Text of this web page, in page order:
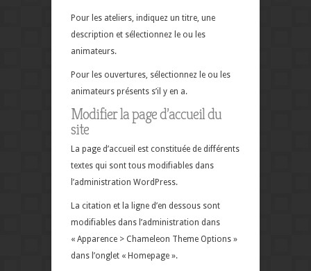
Pour les ateliers, indiquez un titre, une
description et sélectionnez le ou les
animateurs.
Pour les ouvertures, sélectionnez le ou les
animateurs présents s’il y en a.
Modifier la page d’accueil du
site
La page d’accueil est constituée de différents
textes qui sont tous modifiables dans
l’administration WordPress.
La citation et la ligne d’en dessous sont
modifiables dans l’administration dans
« Apparence > Chameleon Theme Options »
dans l’onglet « Homepage ».